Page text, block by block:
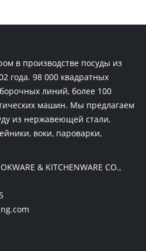
в производстве посуды из
года. 98 000 квадратных
линий, более 100
машин. Мы предлагаем
из нержавеющей стали,
воки, пароварки,
& KITCHENWARE CO.,